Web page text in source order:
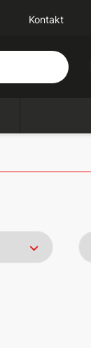
Kontakt